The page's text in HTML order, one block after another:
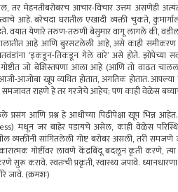
तर मेहनतीबरोबरच आचार-विचार उत्तम असणेही
आहे. बरेचदा घरातील एखादी व्यक्ती चुकते,
वयात येणारे तरुण-तरुणी बेसुमार वागू लागले की,
आहे आणि बुरसटलेली आहे, असे काही समीकरण
‌‘इकडून-तिकडून गेले वारे‌’ असे होते. झोपेच्या
गोष्टीत जो बेशिस्तपणा आला आहे (आणि तो वाढत
खूप व्यथित होतात, अगतिक होतात. आपल्या
राहणे हे तर गरजेचे आहेच; पण काही वेळेस
आणि प्रश्न हे आधीच्या पिढीपेक्षा खूप भिन्न
मधून जर बाहेर पडायचे असेल, काही वेळेस
व्यक्तींनी सांगितलेली गोष्ट बरोबर असली, तरी
गोष्टींवर लावणे केंद्रबिंदू बदलून कृती करणे,
सुरू करावे. स्वतःची प्रकृती, स्वास्थ्य जपावे.
जावे. (क्रमशः)